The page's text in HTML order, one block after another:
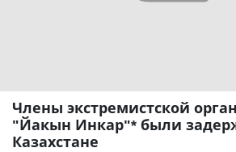
Члены экстремистской
"Йакын Инкар"* были
Казахстане